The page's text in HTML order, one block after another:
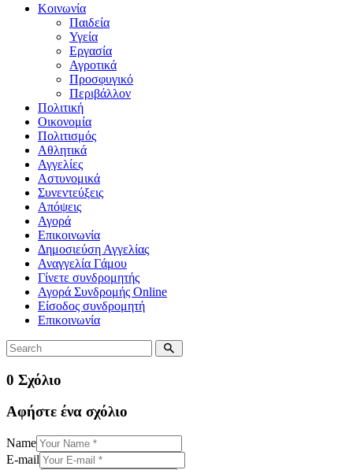
Κοινωνία
Παιδεία
Υγεία
Εργασία
Αγροτικά
Προσφυγικό
Περιβάλλον
Πολιτική
Οικονομία
Πολιτισμός
Αθλητικά
Αγγελίες
Αστυνομικά
Συνεντεύξεις
Απόψεις
Αγορά
Επικοινωνία
Δημοσιεύση Αγγελίας
Αναγγελία Γάμου
Γίνετε συνδρομητής
Αγορά Συνδρομής Online
Είσοδος συνδρομητή
Επικοινωνία
0 Σχόλιο
Αφήστε ένα σχόλιο
Name
E-mail